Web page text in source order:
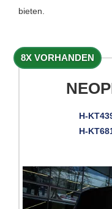
bieten.
8X VORHANDEN
H-
H-